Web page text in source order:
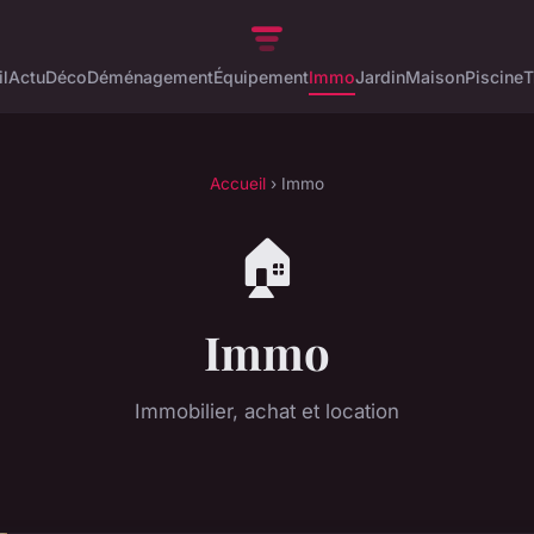
ActuDécoDéménagementÉquipementImmoJardinMaisonPiscine
Accueil › Immo
🏠
Immo
Immobilier, achat et location